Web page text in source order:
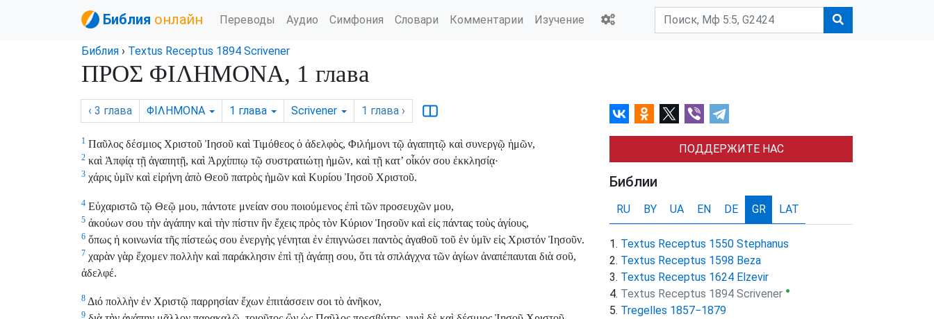
Библия онлайн Переводы Аудио Симфония Словари Комментарии Изучение
Библия › Textus Receptus 1894 Scrivener
ΠΡΟΣ ΦΙΛΗΜΟΝΑ, 1 глава
‹ 3 глава ΦΙΛΗΜΟΝΑ 1 глава Scrivener 1 глава ›
1 Παῦλος δέσμιος Χριστοῦ Ἰησοῦ καὶ Τιμόθεος ὁ ἀδελφὸς, Φιλήμονι τῷ ἀγαπητῷ καὶ συνεργῷ ἡμῶν,
2 καὶ Ἀπφίᾳ τῇ ἀγαπητῇ, καὶ Ἀρχίππῳ τῷ συστρατιώτῃ ἡμῶν, καὶ τῇ κατ’ οἶκόν σου ἐκκλησίᾳ·
3 χάρις ὑμῖν καὶ εἰρήνη ἀπὸ Θεοῦ πατρὸς ἡμῶν καὶ Κυρίου Ἰησοῦ Χριστοῦ.
4 Εὐχαριστῶ τῷ Θεῷ μου, πάντοτε μνείαν σου ποιούμενος ἐπὶ τῶν προσευχῶν μου,
5 ἀκούων σου τὴν ἀγάπην καὶ τὴν πίστιν ἣν ἔχεις πρὸς τὸν Κύριον Ἰησοῦν καὶ εἰς πάντας τοὺς ἁγίους,
6 ὅπως ἡ κοινωνία τῆς πίστεώς σου ἐνεργὴς γένηται ἐν ἐπιγνώσει παντὸς ἀγαθοῦ τοῦ ἐν ὑμῖν εἰς Χριστόν Ἰησοῦν.
7 χαρὰν γὰρ ἔχομεν πολλὴν καὶ παράκλησιν ἐπὶ τῇ ἀγάπῃ σου, ὅτι τὰ σπλάγχνα τῶν ἁγίων ἀναπέπαυται διὰ σοῦ,
ἀδελφέ.
8 Διό πολλὴν ἐν Χριστῷ παρρησίαν ἔχων ἐπιτάσσειν σοι τὸ ἀνῆκον,
9
ПОДДЕРЖИТЕ НАС
Библии
RU BY UA EN DE GR LAT
Textus Receptus 1550 Stephanus
Textus Receptus 1598 Beza
Textus Receptus 1624 Elzevir
Textus Receptus 1894 Scrivener ●
Tregelles 1857−1879